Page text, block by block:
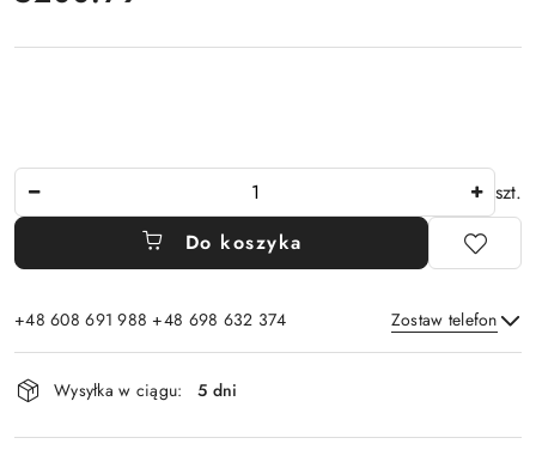
szt.
Do koszyka
+48 608 691 988 +48 698 632 374 Zostaw telefon
Dostępność
i
dostawa
Wysyłka w ciągu: 5 dni